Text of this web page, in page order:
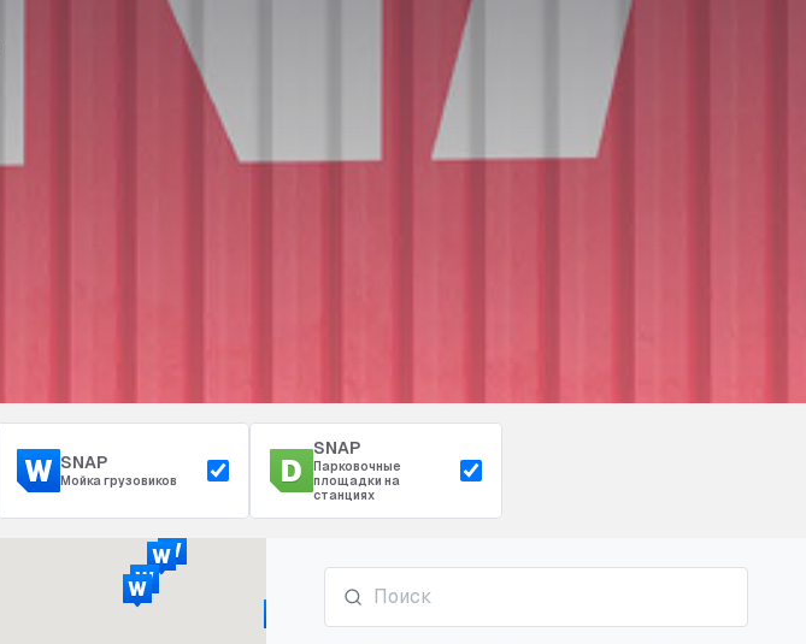
SNAP
Мойка грузовиков
SNAP
Парковочные
площадки на
станциях